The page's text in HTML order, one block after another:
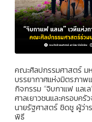
คณะศิลปกรรมศาสตร์ ม
บรรยากาศแห่งมิตรภาพ
กิจกรรม “จิบกาแฟ แลเ
ศาลเยาวชนและครอบค
นายรัฐศาสตร์ ชิดชู ผู้ว่า
พิธี